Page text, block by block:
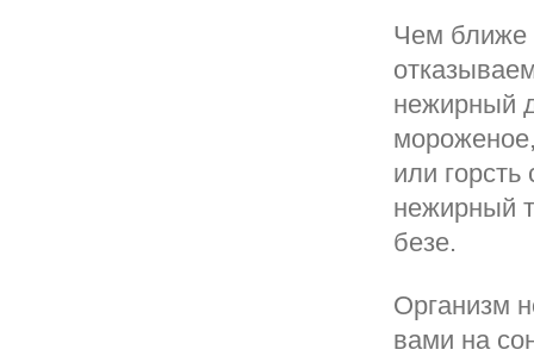
Чем ближе
нежирный
или
нежирный
безе.
Организм
вами на